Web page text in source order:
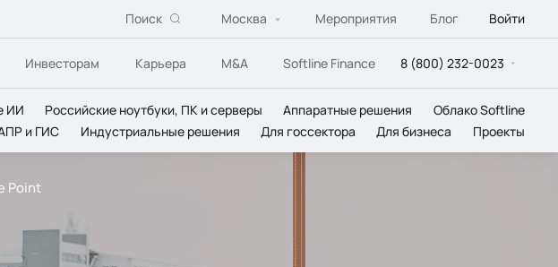
Поиск Москва Мероприятия Блог Войти
Инвесторам Карьера M&A Softline Finance 8 (800) 232-0023
ИИ Российские ноутбуки, ПК и серверы Аппаратные решения
Облако Softline
и ГИС
Индустриальные решения Для госсектора Для бизнеса Проекты
Point